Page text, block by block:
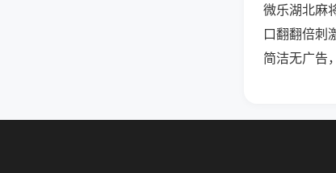
微乐湖北麻
口翻翻倍刺
简洁无广告